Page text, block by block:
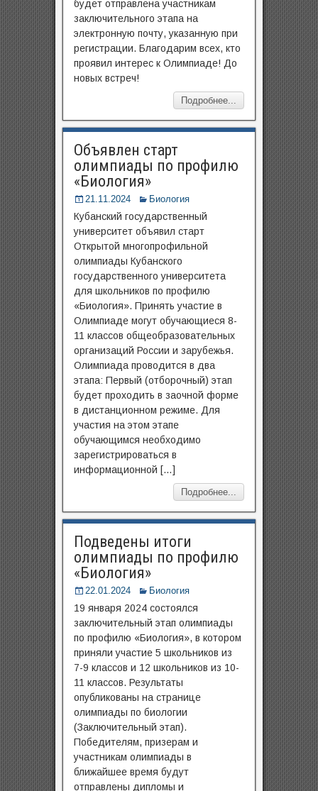
будет отправлена участникам
заключительного этапа на
электронную почту, указанную при
регистрации. Благодарим всех, кто
проявил интерес к Олимпиаде! До
новых встреч!
Подробнее...
Объявлен старт
олимпиады по профилю
«Биология»
21.11.2024 Биология
Кубанский государственный
университет объявил старт
Открытой многопрофильной
олимпиады Кубанского
государственного университета
для школьников по профилю
«Биология». Принять участие в
Олимпиаде могут обучающиеся 8-
11 классов общеобразовательных
организаций России и зарубежья.
Олимпиада проводится в два
этапа: Первый (отборочный) этап
будет проходить в заочной форме
в дистанционном режиме. Для
участия на этом этапе
обучающимся необходимо
зарегистрироваться в
информационной […]
Подробнее...
Подведены итоги
олимпиады по профилю
«Биология»
22.01.2024 Биология
19 января 2024 состоялся
заключительный этап олимпиады
по профилю «Биология», в котором
приняли участие 5 школьников из
7-9 классов и 12 школьников из 10-
11 классов. Результаты
опубликованы на странице
олимпиады по биологии
(Заключительный этап).
Победителям, призерам и
участникам олимпиады в
ближайшее время будут
отправлены дипломы и